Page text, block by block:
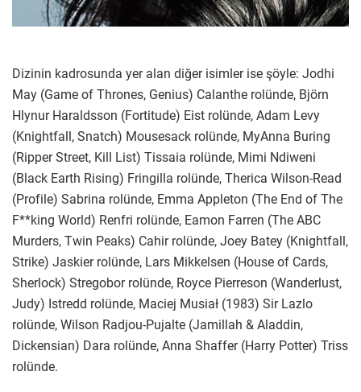
Dizinin kadrosunda yer alan diğer isimler ise şöyle: Jodhi
May (Game of Thrones, Genius) Calanthe rolünde, Björn
Hlynur Haraldsson (Fortitude) Eist rolünde, Adam Levy
(Knightfall, Snatch) Mousesack rolünde, MyAnna Buring
(Ripper Street, Kill List) Tissaia rolünde, Mimi Ndiweni
(Black Earth Rising) Fringilla rolünde, Therica Wilson-Read
(Profile) Sabrina rolünde, Emma Appleton (The End of The
F**king World) Renfri rolünde, Eamon Farren (The ABC
Murders, Twin Peaks) Cahir rolünde, Joey Batey (Knightfall,
Strike) Jaskier rolünde, Lars Mikkelsen (House of Cards,
Sherlock) Stregobor rolünde, Royce Pierreson (Wanderlust,
Judy) Istredd rolünde, Maciej Musiał (1983) Sir Lazlo
rolünde, Wilson Radjou-Pujalte (Jamillah & Aladdin,
Dickensian) Dara rolünde, Anna Shaffer (Harry Potter) Triss
rolünde.